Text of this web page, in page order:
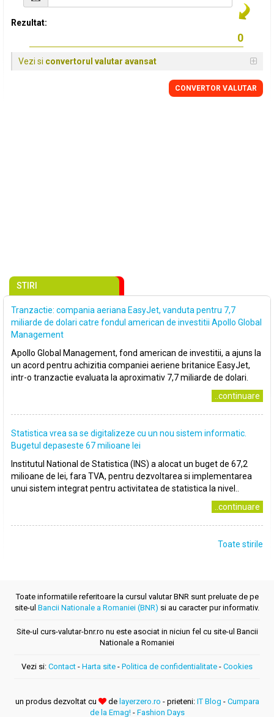
Rezultat:
Vezi si convertorul valutar avansat
CONVERTOR VALUTAR
STIRI
Tranzactie: compania aeriana EasyJet, vanduta pentru 7,7
miliarde de dolari catre fondul american de investitii Apollo Global
Management
Apollo Global Management, fond american de investitii, a ajuns la
un acord pentru achizitia companiei aeriene britanice EasyJet,
intr-o tranzactie evaluata la aproximativ 7,7 miliarde de dolari.
..continuare
Statistica vrea sa se digitalizeze cu un nou sistem informatic.
Bugetul depaseste 67 milioane lei
Institutul National de Statistica (INS) a alocat un buget de 67,2
milioane de lei, fara TVA, pentru dezvoltarea si implementarea
unui sistem integrat pentru activitatea de statistica la nivel..
..continuare
Toate stirile
Toate informatiile referitoare la cursul valutar BNR sunt preluate de pe
site-ul Bancii Nationale a Romaniei (BNR) si au caracter pur informativ.
Site-ul curs-valutar-bnr.ro nu este asociat in niciun fel cu site-ul Bancii
Nationale a Romaniei
Vezi si: Contact - Harta site - Politica de confidentialitate - Cookies
un produs dezvoltat cu de layerzero.ro - prieteni: IT Blog - Cumpara
de la Emag!- Fashion Days